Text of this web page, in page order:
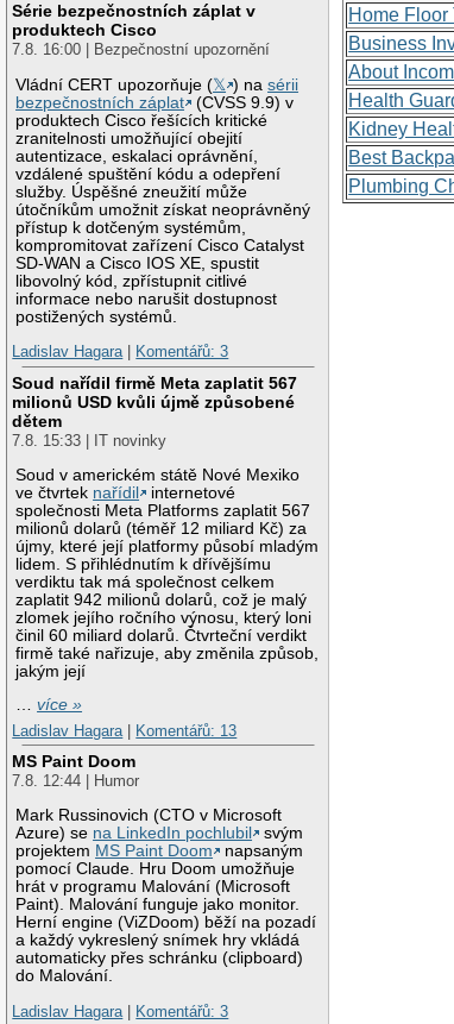
Série bezpečnostních záplat v
produktech Cisco
7.8. 16:00 | Bezpečnostní upozornění
Vládní CERT upozorňuje (𝕏 ) nasérii
bezpečnostních záplat
(CVSS 9.9) v
produktech Cisco řešících kritické
zranitelnosti umožňující obejití
autentizace, eskalaci oprávnění,
vzdálené spuštění kódu a odepření
služby. Úspěšné zneužití může
útočníkům umožnit získat neoprávněný
přístup k dotčeným systémům,
kompromitovat zařízení Cisco Catalyst
SD-WAN a Cisco IOS XE, spustit
libovolný kód, zpřístupnit citlivé
informace nebo narušit dostupnost
postižených systémů.
Ladislav Hagara| Komentářů: 3
Soud nařídil firmě Meta zaplatit 567
milionů USD kvůli újmě způsobené
dětem
7.8. 15:33 | IT novinky
Soud v americkém státě Nové Mexiko
ve čtvrtek nařídil
internetové
společnosti Meta Platforms zaplatit 567
milionů dolarů (téměř 12 miliard Kč) za
újmy, které její platformy působí mladým
lidem. S přihlédnutím k dřívějšímu
verdiktu tak má společnost celkem
zaplatit 942 milionů dolarů, což je malý
zlomek jejího ročního výnosu, který loni
činil 60 miliard dolarů. Čtvrteční verdikt
firmě také nařizuje, aby změnila způsob,
jakým její
…více »
Ladislav Hagara
Komentářů: 13
MS Paint Doom
7.8. 12:44 | Humor
Mark Russinovich (CTO v Microsoft
Azure) se na LinkedIn pochlubil
svým
projektem MS Paint Doom
napsaným
pomocí Claude. Hru Doom umožňuje
hrát v programu Malování (Microsoft
Paint). Malování funguje jako monitor.
Herní engine (ViZDoom) běží na pozadí
a každý vykreslený snímek hry vkládá
automaticky přes schránku (clipboard)
do Malování.
Ladislav Hagara
Komentářů: 3
Home Floor
Business
About
Health
Kidney
Best
Plumbing